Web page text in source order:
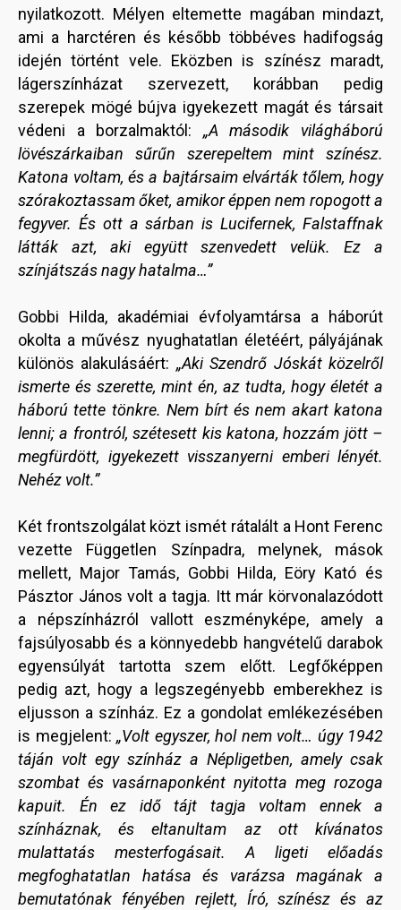
nyilatkozott. Mélyen eltemette magában mindazt,
ami a harctéren és később többéves hadifogság
idején történt vele. Eközben is színész maradt,
lágerszínházat szervezett, korábban pedig
szerepek mögé bújva igyekezett magát és társait
védeni a borzalmaktól: „A második világháború
lövészárkaiban sűrűn szerepeltem mint színész.
Katona voltam, és a bajtársaim elvárták tőlem, hogy
szórakoztassam őket, amikor éppen nem ropogott a
fegyver. És ott a sárban is Lucifernek, Falstaffnak
látták azt, aki együtt szenvedett velük. Ez a
színjátszás nagy hatalma…”
Gobbi Hilda, akadémiai évfolyamtársa a háborút
okolta a művész nyughatatlan életéért, pályájának
különös alakulásáért: „Aki Szendrő Jóskát közelről
ismerte és szerette, mint én, az tudta, hogy életét a
háború tette tönkre. Nem bírt és nem akart katona
lenni; a frontról, szétesett kis katona, hozzám jött –
megfürdött, igyekezett visszanyerni emberi lényét.
Nehéz volt.”
Két frontszolgálat közt ismét rátalált a Hont Ferenc
vezette Független Színpadra, melynek, mások
mellett, Major Tamás, Gobbi Hilda, Eöry Kató és
Pásztor János volt a tagja. Itt már körvonalazódott
a népszínházról vallott eszményképe, amely a
fajsúlyosabb és a könnyedebb hangvételű darabok
egyensúlyát tartotta szem előtt. Legfőképpen
pedig azt, hogy a legszegényebb emberekhez is
eljusson a színház. Ez a gondolat emlékezésében
is megjelent: „Volt egyszer, hol nem volt… úgy 1942
táján volt egy színház a Népligetben, amely csak
szombat és vasárnaponként nyitotta meg rozoga
kapuit. Én ez idő tájt tagja voltam ennek a
színháznak, és eltanultam az ott kívánatos
mulattatás mesterfogásait. A ligeti előadás
megfoghatatlan hatása és varázsa magának a
bemutatónak fényében rejlett, Író, színész és az